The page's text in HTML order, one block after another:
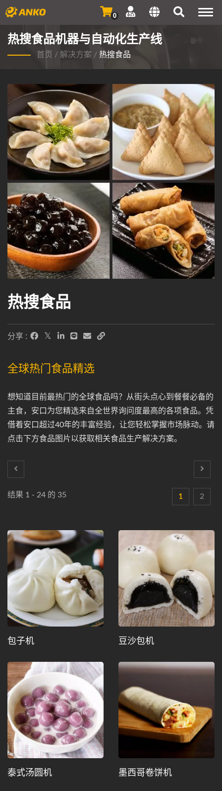
0
热搜食品机器与自动化生产线
首页 / 解决方案 / 热搜食品
热搜食品
分享 :
全球热门食品精选
想知道目前最热门的全球食品吗？从街头点心到餐餐必备的
主食，安口为您精选来自全世界询问度最高的各项食品。凭
借着安口超过40年的丰富经验，让您轻松掌握市场脉动。请
点击下方食品图片以获取相关食品生产解决方案。
结果 1 - 24 的 35 1 2
包子机 豆沙包机
泰式汤圆机 墨西哥卷饼机